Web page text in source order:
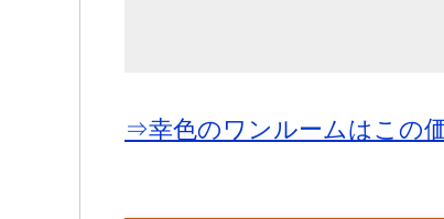
⇒幸色のワンルームはこの